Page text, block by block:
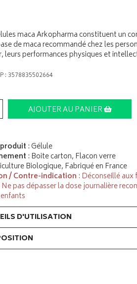
maca Arkopharma constituent un
de maca recommandé chez les
leurs performances physiques et
: 3578835502664
AJOUTER AU PANIER
: Gélule
: Boite carton, Flacon verre
Biologique, Fabriqué en France
/ Contre-indication : Déconseillé aux
pas dépasser la dose journalière
D'UTILISATION